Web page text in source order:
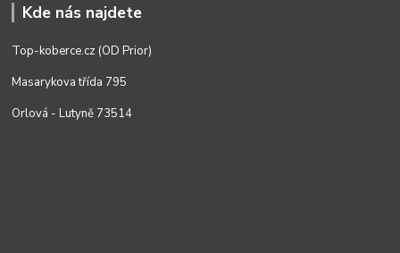
Kde nás najdete
Top-koberce.cz (OD Prior)
Masarykova třída 795
Orlová - Lutyně 73514